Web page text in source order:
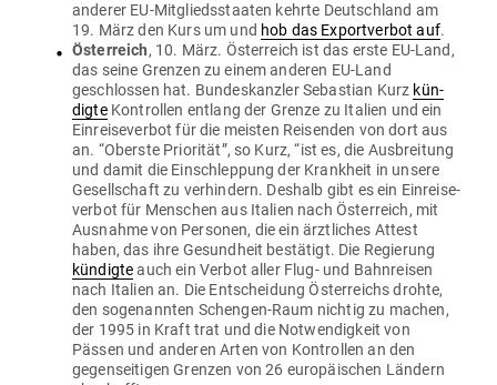
anderer EU-Mit­glieds­staaten kehrte Deutschland am
19. März den Kurs um und hob das Export­verbot auf.
Öster­reich, 10. März. Öster­reich ist das erste EU-Land,
das seine Grenzen zu einem anderen EU-Land
geschlossen hat. Bun­des­kanzler Sebastian Kurz kün­
digteKon­trollen entlang der Grenze zu Italien und ein
Ein­rei­se­verbot für die meisten Rei­senden von dort aus
an. “Oberste Prio­rität”, so Kurz, “ist es, die Aus­breitung
und damit die Ein­schleppung der Krankheit in unsere
Gesell­schaft zu ver­hindern. Deshalb gibt es ein Ein­rei­se­
verbot für Men­schen aus Italien nach Öster­reich, mit
Aus­nahme von Per­sonen, die ein ärzt­liches Attest
haben, das ihre Gesundheit bestätigt. Die Regierung
kün­digteauch ein Verbot aller Flug- und Bahn­reisen
nach Italien an. Die Ent­scheidung Öster­reichs drohte,
den soge­nannten Schengen-Raum nichtig zu machen,
der 1995 in Kraft trat und die Not­wen­digkeit von
Pässen und anderen Arten von Kon­trollen an den
gegen­sei­tigen Grenzen von 26 euro­päi­schen Ländern